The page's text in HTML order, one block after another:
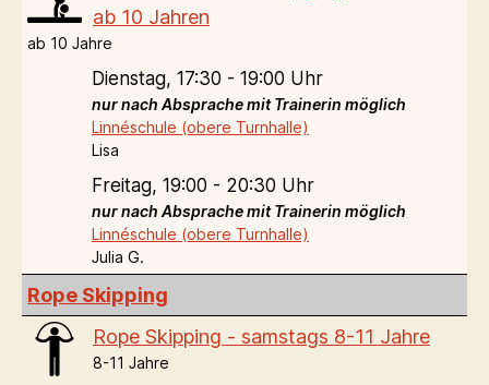
ab 10 Jahren
ab 10 Jahre
Dienstag, 17:30 - 19:00 Uhr
nur nach Absprache mit Trainerin möglich
Linnéschule (obere Turnhalle)
Lisa
Freitag, 19:00 - 20:30 Uhr
nur nach Absprache mit Trainerin möglich
Linnéschule (obere Turnhalle)
Julia G.
Rope Skipping
Rope Skipping - samstags 8-11 Jahre
8-11 Jahre